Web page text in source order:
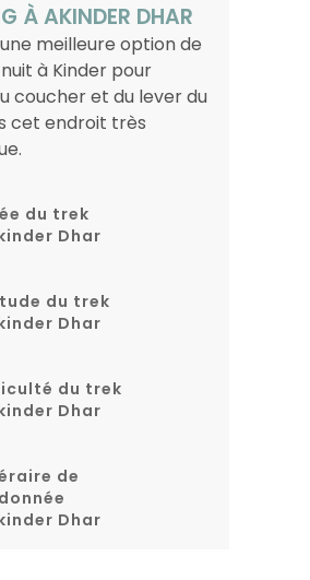
À AKINDER DHAR
meilleure option de
à Kinder pour
coucher et du lever du
cet endroit très
du trek
Dhar
du trek
Dhar
du trek
Dhar
de
Dhar